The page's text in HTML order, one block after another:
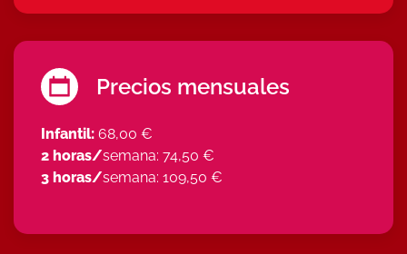
Precios mensuales
Infantil: 68,00 €
2 horas/semana: 74,50 €
3 horas/semana: 109,50 €